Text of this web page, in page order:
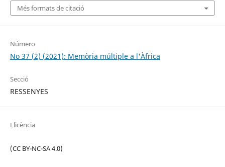
Més formats de citació
Número
No 37 (2) (2021): Memòria múltiple a l'Àfrica
Secció
RESSENYES
Llicència
(CC BY-NC-SA 4.0)